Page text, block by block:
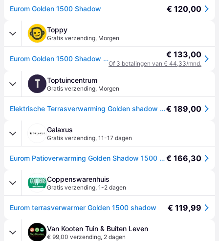
Eurom Golden 1500 Shadow € 120,00
Toppy
Gratis verzending, Morgen
Eurom Golden 1500 Shadow terrasverwarmer € 133,00
Of 3 betalingen van € 44,33/mnd.
T Toptuincentrum
Gratis verzending, Morgen
Elektrische Terrasverwarming Golden shadow 1500 Watt€ 189,00
Galaxus
Gratis verzending, 11-17 dagen
Eurom Patioverwarming Golden Shadow 1500 1500 Watt, Stralingsverwarming, Zwart€ 166,30
Coppenswarenhuis
Gratis verzending, 1-2 dagen
Eurom terrasverwarmer Golden 1500 shadow € 119,99
Van Kooten Tuin & Buiten Leven
€ 99,00 verzending, 2 dagen